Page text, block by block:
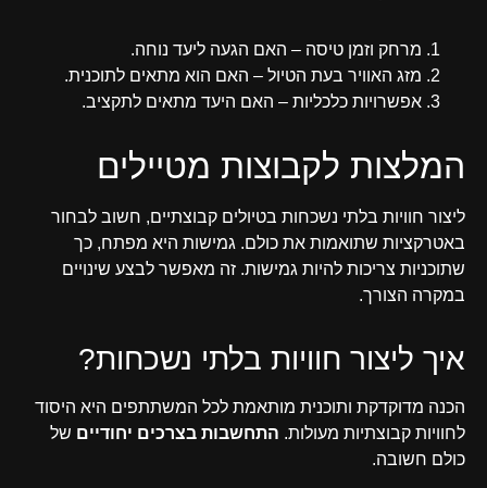
מרחק וזמן טיסה – האם הגעה ליעד נוחה.
מזג האוויר בעת הטיול – האם הוא מתאים לתוכנית.
אפשרויות כלכליות – האם היעד מתאים לתקציב.
המלצות לקבוצות מטיילים
ליצור חוויות בלתי נשכחות בטיולים קבוצתיים, חשוב לבחור
באטרקציות שתואמות את כולם. גמישות היא מפתח, כך
שתוכניות צריכות להיות גמישות. זה מאפשר לבצע שינויים
במקרה הצורך.
איך ליצור חוויות בלתי נשכחות?
הכנה מדוקדקת ותוכנית מותאמת לכל המשתתפים היא היסוד
לחוויות קבוצתיות מעולות. התחשבות בצרכים יחודיים של
כולם חשובה.